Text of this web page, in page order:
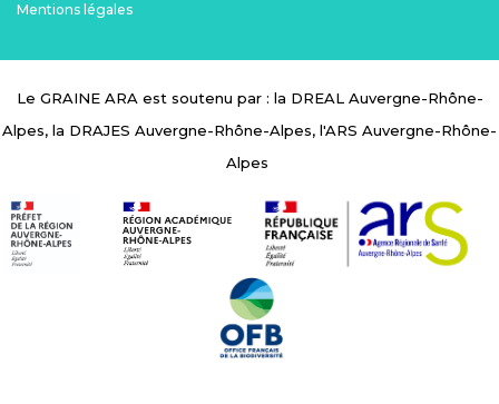
Mentions légales
Le GRAINE ARA est soutenu par : la DREAL Auvergne-Rhône-
Alpes, la DRAJES Auvergne-Rhône-Alpes, l'ARS Auvergne-Rhône-
Alpes